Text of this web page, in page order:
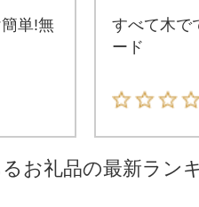
単!無
すべて木で
ード
お礼品の最新ラン